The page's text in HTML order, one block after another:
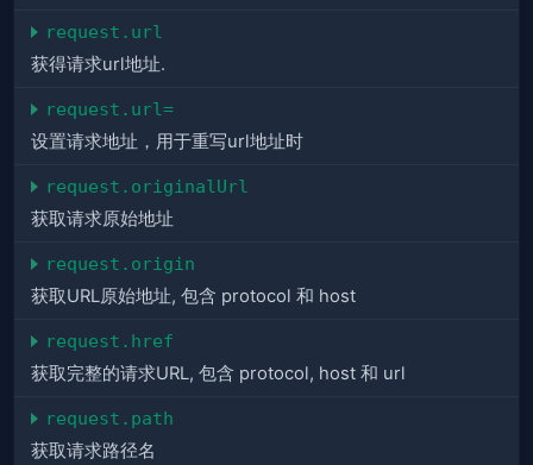
request.url
获得请求url地址.
request.url=
设置请求地址，用于重写url地址时
request.originalUrl
获取请求原始地址
request.origin
获取URL原始地址, 包含 protocol 和 host
request.href
获取完整的请求URL, 包含 protocol, host 和 url
request.path
获取请求路径名